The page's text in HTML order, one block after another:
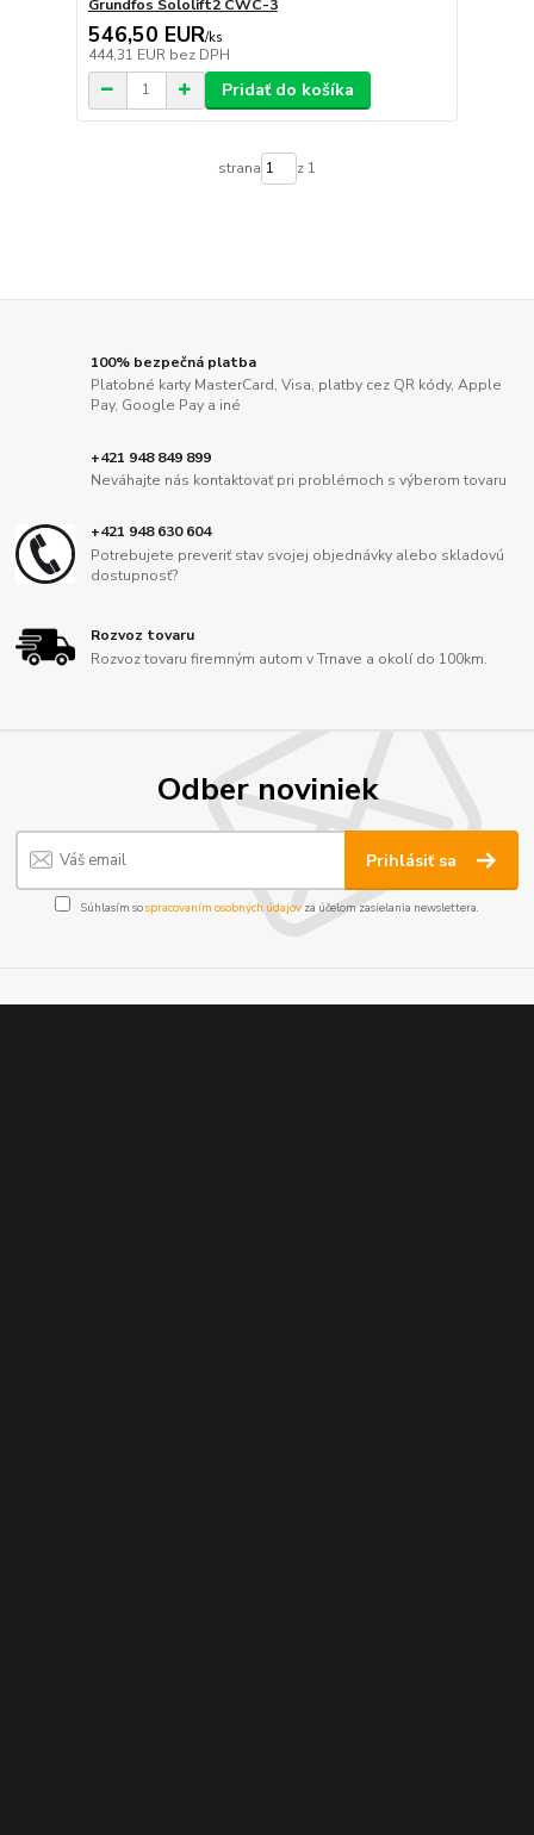
Grundfos Sololift2 CWC-3
546,50 EUR/ks
444,31 EUR bez DPH
Pridať do košíka
strana z 1
100% bezpečná platba
Platobné karty MasterCard, Visa, platby cez QR kódy, Apple
Pay, Google Pay a iné
+421 948 849 899
Neváhajte nás kontaktovať pri problémoch s výberom tovaru
+421 948 630 604
Potrebujete preveriť stav svojej objednávky alebo skladovú
dostupnosť?
Rozvoz tovaru
Rozvoz tovaru firemným autom v Trnave a okolí do 100km.
Odber noviniek
Prihlásiť sa
Súhlasím sospracovaním osobných údajov za účelom zasielania newslettera.